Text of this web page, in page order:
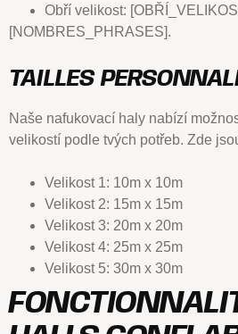
Obří velikost:
[NOMBRES_PHRASES].
TAILLES
Naše nafukovací haly nabízí
velikostí podle tvých potřeb. Zde
Velikost 1: 10m x 10m
Velikost 2: 15m x 15m
Velikost 3: 20m x 20m
Velikost 4: 25m x 25m
Velikost 5: 30m x 30m